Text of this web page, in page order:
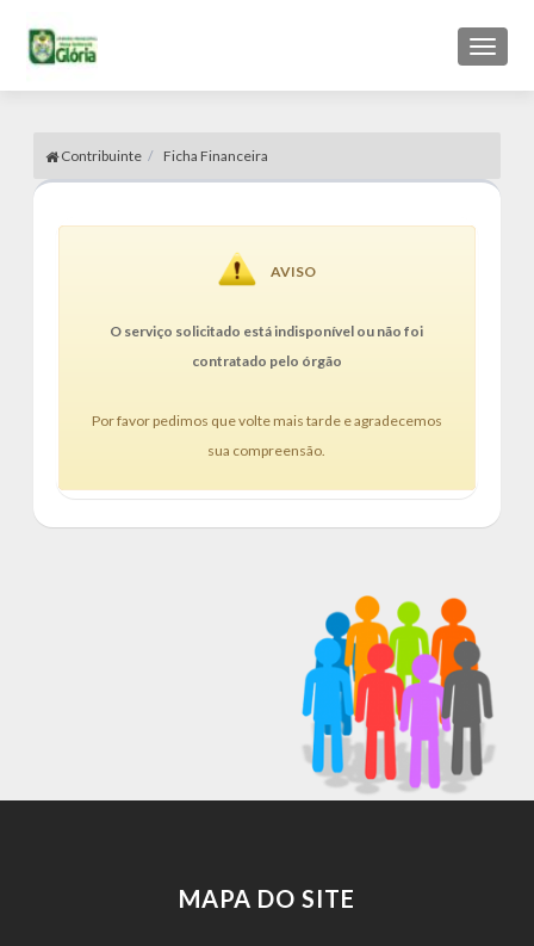
Toggle
Contribuinte Ficha Financeira
AVISO
O serviço solicitado está indisponível ou não foi
contratado pelo órgão
Por favor pedimos que volte mais tarde e agradecemos
sua compreensão.
MAPA DO SITE